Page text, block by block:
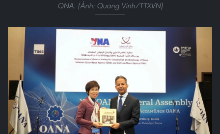
QNA. (Ảnh: Quang Vinh/TTXVN)